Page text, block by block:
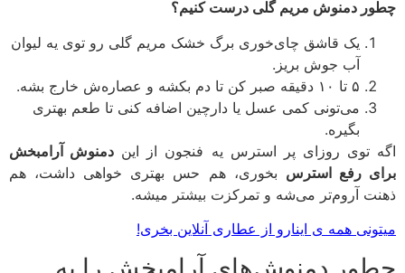
دمنوش مریم گلی درست کنیم؟
یک قاشق چای‌خوری برگ خشک مریم گلی رو توی یه لیوان
آب جوش بریز.
می‌تونی کمی عسل یا دارچین اضافه کنی تا طعم بهتری
بگیره.
توی روزای پر استرس یه فنجون از این
دمنوش آرامبخش
رفع استرسبخوری، هم حس بهتری خواهی داشت، هم
آروم‌تر می‌شه و تمرکزت بیشتر میشه.
همه ی اینارو از عطاری آنلاین بخری!